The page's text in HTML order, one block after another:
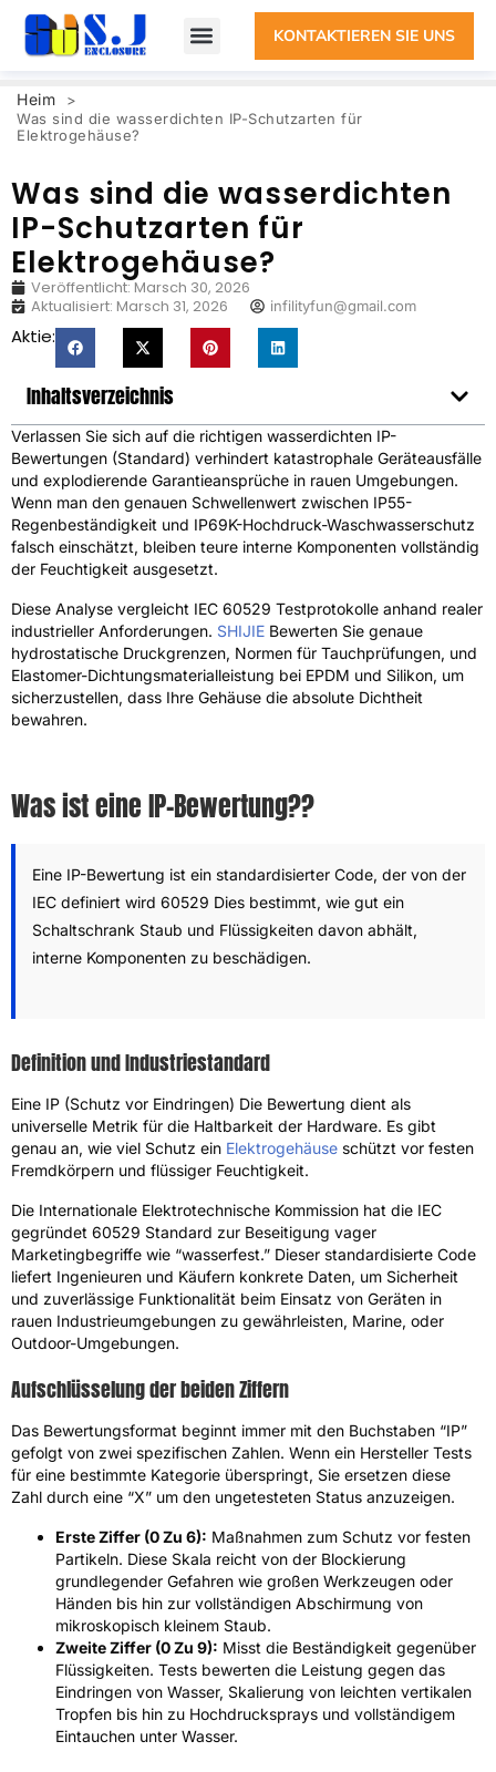
KONTAKTIEREN SIE UNS
Heim
>
Was sind die wasserdichten IP-Schutzarten für
Elektrogehäuse?
Was sind die wasserdichten
IP-Schutzarten für
Elektrogehäuse?
Veröffentlicht:Marsch 30, 2026
Aktualisiert: Marsch 31, 2026
infilityfun@gmail.com
Aktie:
Inhaltsverzeichnis
Verlassen Sie sich auf die richtigen wasserdichten IP-
Bewertungen (Standard) verhindert katastrophale Geräteausfälle
und explodierende Garantieansprüche in rauen Umgebungen.
Wenn man den genauen Schwellenwert zwischen IP55-
Regenbeständigkeit und IP69K-Hochdruck-Waschwasserschutz
falsch einschätzt, bleiben teure interne Komponenten vollständig
der Feuchtigkeit ausgesetzt.
Diese Analyse vergleicht IEC 60529 Testprotokolle anhand realer
industrieller Anforderungen. SHIJIE Bewerten Sie genaue
hydrostatische Druckgrenzen, Normen für Tauchprüfungen, und
Elastomer-Dichtungsmaterialleistung bei EPDM und Silikon, um
sicherzustellen, dass Ihre Gehäuse die absolute Dichtheit
bewahren.
Was ist eine IP-Bewertung??
Eine IP-Bewertung ist ein standardisierter Code, der von der
IEC definiert wird 60529 Dies bestimmt, wie gut ein
Schaltschrank Staub und Flüssigkeiten davon abhält,
interne Komponenten zu beschädigen.
Definition und Industriestandard
Eine IP (Schutz vor Eindringen) Die Bewertung dient als
universelle Metrik für die Haltbarkeit der Hardware. Es gibt
genau an, wie viel Schutz ein Elektrogehäuse schützt vor festen
Fremdkörpern und flüssiger Feuchtigkeit.
Die Internationale Elektrotechnische Kommission hat die IEC
gegründet 60529 Standard zur Beseitigung vager
Marketingbegriffe wie “wasserfest.” Dieser standardisierte Code
liefert Ingenieuren und Käufern konkrete Daten, um Sicherheit
und zuverlässige Funktionalität beim Einsatz von Geräten in
rauen Industrieumgebungen zu gewährleisten, Marine, oder
Outdoor-Umgebungen.
Aufschlüsselung der beiden Ziffern
Das Bewertungsformat beginnt immer mit den Buchstaben “IP”
gefolgt von zwei spezifischen Zahlen. Wenn ein Hersteller Tests
für eine bestimmte Kategorie überspringt, Sie ersetzen diese
Zahl durch eine “X” um den ungetesteten Status anzuzeigen.
Erste Ziffer (0 Zu 6): Maßnahmen zum Schutz vor festen
Partikeln. Diese Skala reicht von der Blockierung
grundlegender Gefahren wie großen Werkzeugen oder
Händen bis hin zur vollständigen Abschirmung von
mikroskopisch kleinem Staub.
Zweite Ziffer (0 Zu 9): Misst die Beständigkeit gegenüber
Flüssigkeiten. Tests bewerten die Leistung gegen das
Eindringen von Wasser, Skalierung von leichten vertikalen
Tropfen bis hin zu Hochdrucksprays und vollständigem
Eintauchen unter Wasser.